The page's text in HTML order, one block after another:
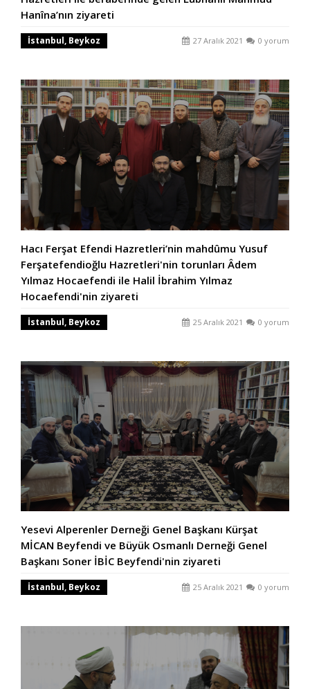
Hanîna’nın ziyareti
İstanbul, Beykoz 27 Aralık 2021 0 yorum
Hacı Ferşat Efendi Hazretleri’nin mahdûmu Yusuf
Ferşatefendioğlu Hazretleri'nin torunları Âdem
Yılmaz Hocaefendi ile Halil İbrahim Yılmaz
Hocaefendi'nin ziyareti
İstanbul, Beykoz 25 Aralık 2021 0 yorum
Yesevi Alperenler Derneği Genel Başkanı Kürşat
MİCAN Beyfendi ve Büyük Osmanlı Derneği Genel
Başkanı Soner İBİC Beyfendi'nin ziyareti
İstanbul, Beykoz 25 Aralık 2021 0 yorum